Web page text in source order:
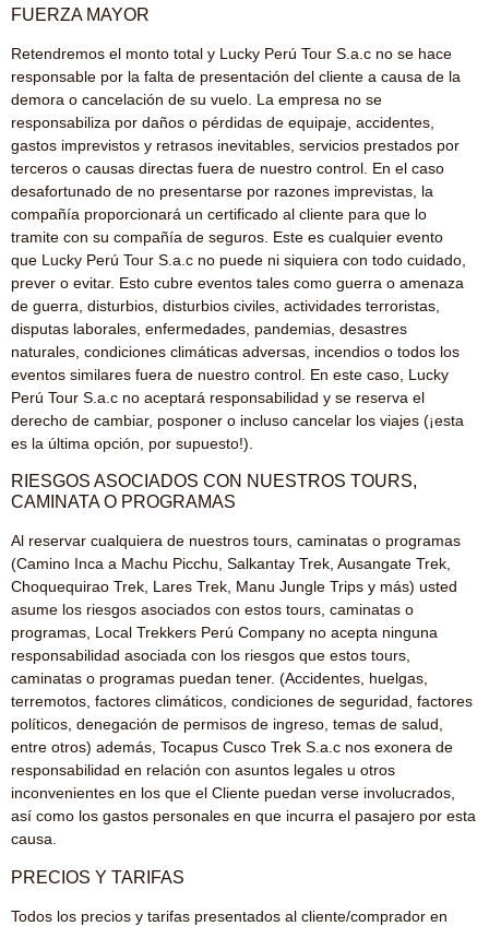
FUERZA MAYOR
Retendremos el monto total y Lucky Perú Tour S.a.c no se hace
responsable por la falta de presentación del cliente a causa de la
demora o cancelación de su vuelo. La empresa no se
responsabiliza por daños o pérdidas de equipaje, accidentes,
gastos imprevistos y retrasos inevitables, servicios prestados por
terceros o causas directas fuera de nuestro control. En el caso
desafortunado de no presentarse por razones imprevistas, la
compañía proporcionará un certificado al cliente para que lo
tramite con su compañía de seguros. Este es cualquier evento
que Lucky Perú Tour S.a.c no puede ni siquiera con todo cuidado,
prever o evitar. Esto cubre eventos tales como guerra o amenaza
de guerra, disturbios, disturbios civiles, actividades terroristas,
disputas laborales, enfermedades, pandemias, desastres
naturales, condiciones climáticas adversas, incendios o todos los
eventos similares fuera de nuestro control. En este caso, Lucky
Perú Tour S.a.c no aceptará responsabilidad y se reserva el
derecho de cambiar, posponer o incluso cancelar los viajes (¡esta
es la última opción, por supuesto!).
RIESGOS ASOCIADOS CON NUESTROS TOURS,
CAMINATA O PROGRAMAS
Al reservar cualquiera de nuestros tours, caminatas o programas
(Camino Inca a Machu Picchu, Salkantay Trek, Ausangate Trek,
Choquequirao Trek, Lares Trek, Manu Jungle Trips y más) usted
asume los riesgos asociados con estos tours, caminatas o
programas, Local Trekkers Perú Company no acepta ninguna
responsabilidad asociada con los riesgos que estos tours,
caminatas o programas puedan tener. (Accidentes, huelgas,
terremotos, factores climáticos, condiciones de seguridad, factores
políticos, denegación de permisos de ingreso, temas de salud,
entre otros) además, Tocapus Cusco Trek S.a.c nos exonera de
responsabilidad en relación con asuntos legales u otros
inconvenientes en los que el Cliente puedan verse involucrados,
así como los gastos personales en que incurra el pasajero por esta
causa.
PRECIOS Y TARIFAS
Todos los precios y tarifas presentados al cliente/comprador en